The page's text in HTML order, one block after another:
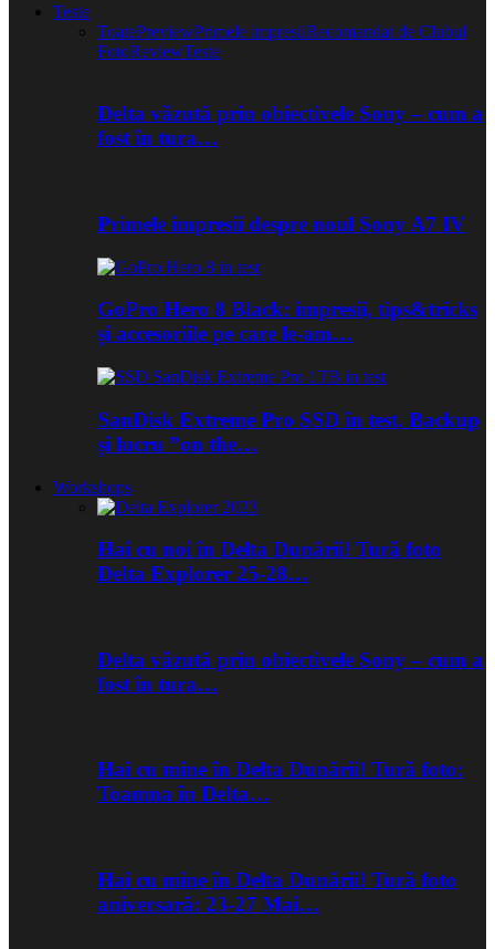
Teste
ToatePreviewPrimele impresiiRecomandat de Clubul
FotoReviewTeste
Delta văzută prin obiectivele Sony – cum a
fost în tura…
Primele impresii despre noul Sony A7 IV
GoPro Hero 8 Black: impresii, tips&tricks
și accesoriile pe care le-am…
SanDisk Extreme Pro SSD în test. Backup
și lucru ”on the…
Workshops
Hai cu noi în Delta Dunării! Tură foto
Delta Explorer 25-28…
Delta văzută prin obiectivele Sony – cum a
fost în tura…
Hai cu mine în Delta Dunării! Tură foto:
Toamna în Delta…
Hai cu mine în Delta Dunării! Tură foto
aniversară: 23-27 Mai…